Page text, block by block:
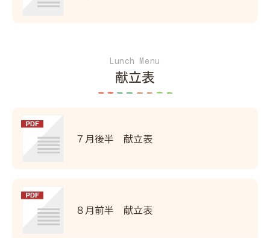
Lunch Menu
献立表
７月後半 献立表
８月前半 献立表